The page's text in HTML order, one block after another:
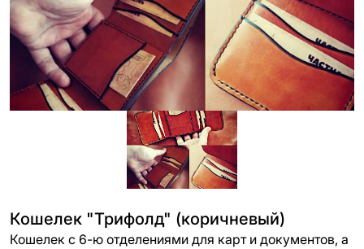
Кошелек "Трифолд" (коричневый)
Кошелек с 6-ю отделениями для карт и документов, а